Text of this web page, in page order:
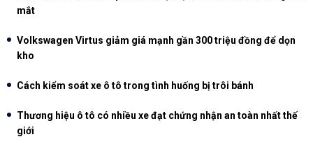
mắt
Volkswagen Virtus giảm giá mạnh gần 300 triệu đồng để dọn
kho
Cách kiểm soát xe ô tô trong tình huống bị trôi bánh
Thương hiệu ô tô có nhiều xe đạt chứng nhận an toàn nhất thế
giới